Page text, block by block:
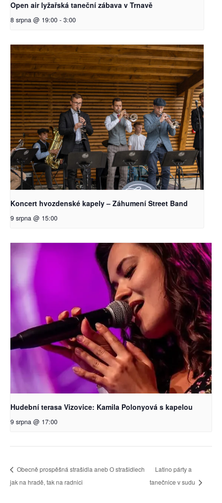
Open air lyžařská taneční zábava v Trnavě
8 srpna @ 19:00 - 3:00
Koncert hvozdenské kapely – Záhumení Street Band
9 srpna @ 15:00
Hudební terasa Vizovice: Kamila Polonyová s kapelou
9 srpna @ 17:00
Obecně prospěšná strašidla aneb O strašidlech
jak na hradě, tak na radnici
Latino párty a
tanečnice v sudu